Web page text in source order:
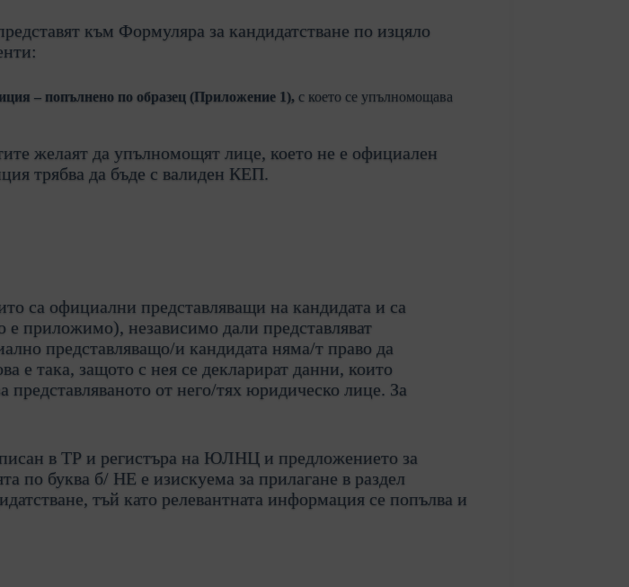
към Формуляра за кандидатстване по изцяло
– попълнено по образец (Приложение 1), с което се упълномощава
желаят да упълномощят лице, което не е официален
трябва да бъде с валиден КЕП.
са официални представляващи на кандидата и са
приложимо), независимо дали представляват
представляващо/и кандидата няма/т право да
е така, защото с нея се декларират данни, които
представляваното от него/тях юридическо лице. За
в ТР и регистъра на ЮЛНЦ и предложението за
по буква б/ НЕ е изискуема за прилагане в раздел
тъй като релевантната информация се попълва и